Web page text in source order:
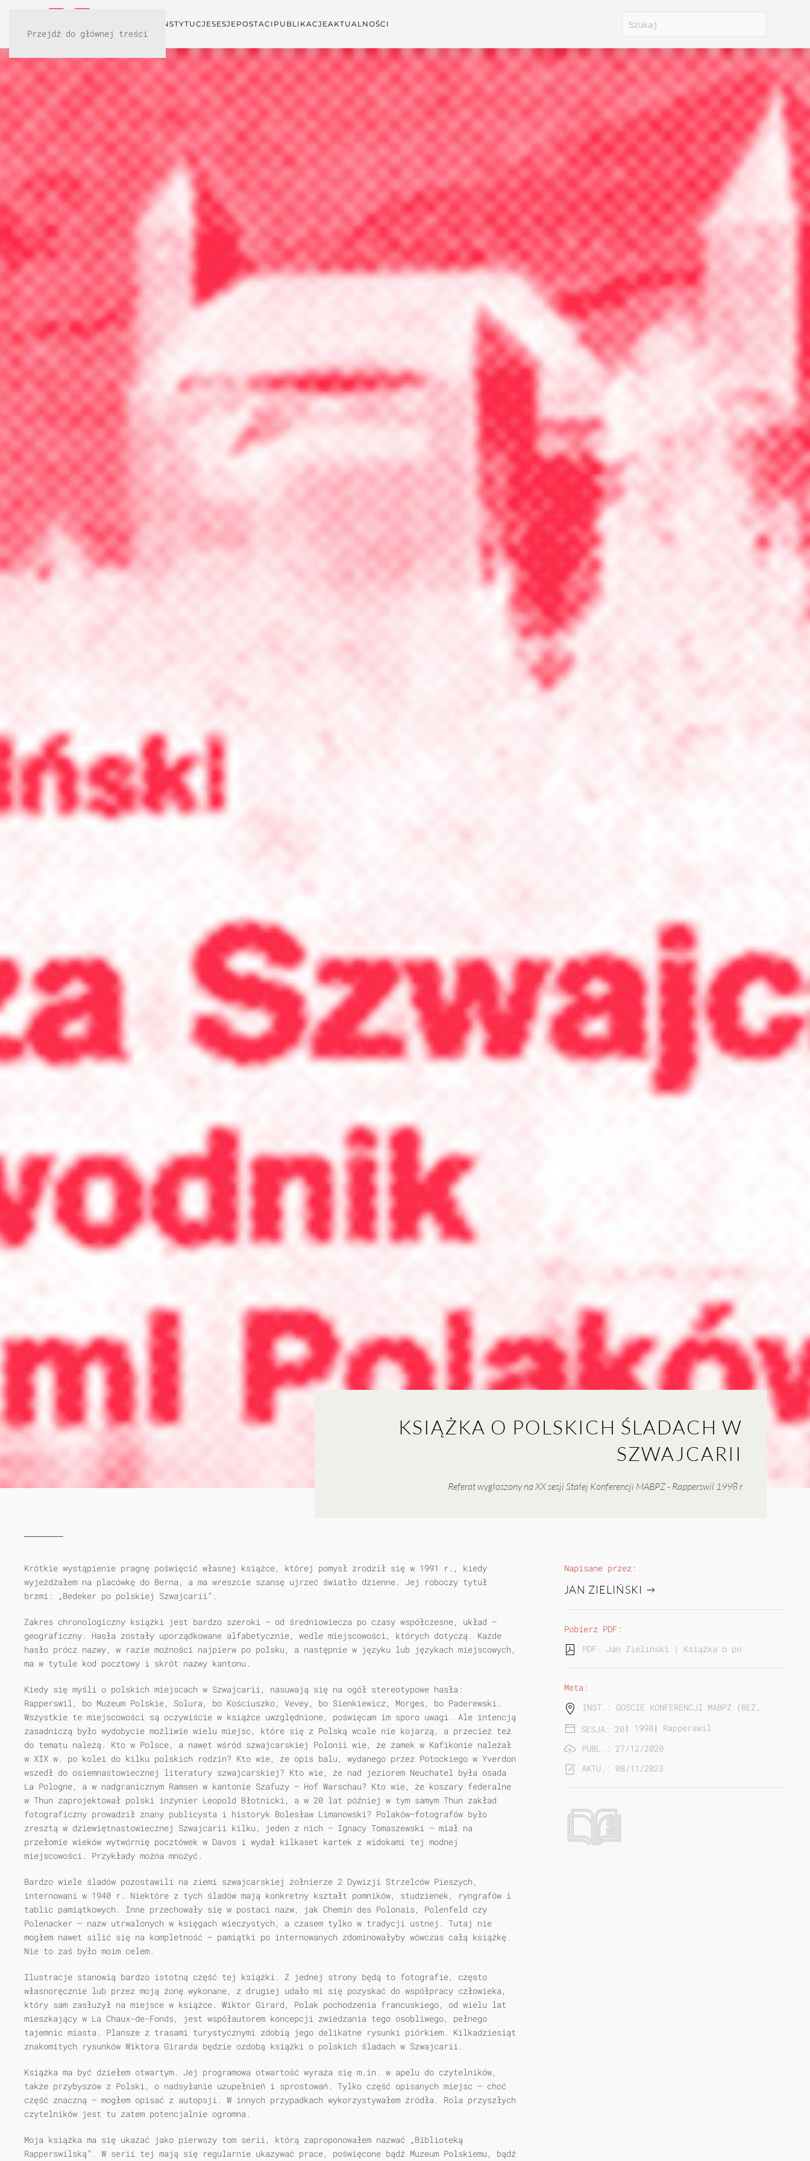
Przejdź do głównej treści
INSTYTUCJESESJEPOSTACI PUBLIKACJEAKTUALNOŚCI
KSIĄŻKA O POLSKICH ŚLADACH W
SZWAJCARII
Referat wygłoszony na XX sesji Stałej Konferencji MABPZ - Rapperswil 1998 r
Krótkie wystąpienie pragnę poświęcić własnej książce, której pomysł zrodził się w 1991 r., kiedy
wyjeżdżałem na placówkę do Berna, a ma wreszcie szansę ujrzeć światło dzienne. Jej roboczy tytuł
brzmi: „Bedeker po polskiej Szwajcarii”.
Zakres chronologiczny książki jest bardzo szeroki — od średniowiecza po czasy współczesne, układ —
geograficzny. Hasła zostały uporządkowane alfabetycznie, wedle miejscowości, których dotyczą. Każde
hasło prócz nazwy, w razie możności najpierw po polsku, a następnie w języku lub językach miejscowych,
ma w tytule kod pocztowy i skrót nazwy kantonu.
Kiedy się myśli o polskich miejscach w Szwajcarii, nasuwają się na ogół stereotypowe hasła:
Rapperswil, bo Muzeum Polskie, Solura, bo Kościuszko, Vevey, bo Sienkiewicz, Morges, bo Paderewski.
Wszystkie te miejscowości są oczywiście w książce uwzględnione, poświęcam im sporo uwagi. Ale intencją
zasadniczą było wydobycie możliwie wielu miejsc, które się z Polską wcale nie kojarzą, a przecież też
do tematu należą. Kto w Polsce, a nawet wśród szwajcarskiej Polonii wie, że zamek w Kafikonie należał
w XIX w. po kolei do kilku polskich rodzin? Kto wie, że opis balu, wydanego przez Potockiego w Yverdon
wszedł do osiemnastowiecznej literatury szwajcarskiej? Kto wie, że nad jeziorem Neuchatel była osada
La Pologne, a w nadgranicznym Ramsen w kantonie Szafuzy — Hof Warschau? Kto wie, że koszary federalne
w Thun zaprojektował polski inżynier Leopold Błotnicki, a w 20 lat później w tym samym Thun zakład
fotograficzny prowadził znany publicysta i historyk Bolesław Limanowski? Polaków—fotografów było
zresztą w dziewiętnastowiecznej Szwajcarii kilku, jeden z nich — Ignacy Tomaszewski — miał na
przełomie wieków wytwórnię pocztówek w Davos i wydał kilkaset kartek z widokami tej modnej
miejscowości. Przykłady można mnożyć.
Bardzo wiele śladów pozostawili na ziemi szwajcarskiej żołnierze 2 Dywizji Strzelców Pieszych,
internowani w 1940 r. Niektóre z tych śladów mają konkretny kształt pomników, studzienek, ryngrafów i
tablic pamiątkowych. Inne przechowały się w postaci nazw, jak Chemin des Polonais, Polenfeld czy
Polenacker — nazw utrwalonych w księgach wieczystych, a czasem tylko w tradycji ustnej. Tutaj nie
mogłem nawet silić się na kompletność — pamiątki po internowanych zdominowałyby wówczas całą książkę.
Nie to zaś było moim celem.
Ilustracje stanowią bardzo istotną część tej książki. Z jednej strony będą to fotografie, często
własnoręcznie lub przez moją żonę wykonane, z drugiej udało mi się pozyskać do współpracy człowieka,
który sam zasłużył na miejsce w książce. Wiktor Girard, Polak pochodzenia francuskiego, od wielu lat
mieszkający w La Chaux-de-Fonds, jest współautorem koncepcji zwiedzania tego osobliwego, pełnego
tajemnic miasta. Plansze z trasami turystycznymi zdobią jego delikatne rysunki piórkiem. Kilkadziesiąt
znakomitych rysunków Wiktora Girarda będzie ozdobą książki o polskich śladach w Szwajcarii.
Książka ma być dziełem otwartym. Jej programowa otwartość wyraża się m.in. w apelu do czytelników,
także przybyszów z Polski, o nadsyłanie uzupełnień i sprostowań. Tylko część opisanych miejsc — choć
część znaczną — mogłem opisać z autopsji. W innych przypadkach wykorzystywałem źródła. Rola przyszłych
czytelników jest tu zatem potencjalnie ogromna.
Moja książka ma się ukazać jako pierwszy tom serii, którą zaproponowałem nazwać „Biblioteką
Rapperswilską”. W serii tej mają się regularnie ukazywać prace, poświęcone bądź Muzeum Polskiemu, bądź
Napisane przez:
JAN ZIELIŃSKI
Pobierz PDF:
PDF: Jan Zieliński | Książka o polskich
Meta:
INST.: GOŚCIE KONFERENCJI MABPZ (BEZ…
SESJA: 20| 1998| Rapperswil
PUBL.: 27/12/2020
AKTU.: 08/11/2023